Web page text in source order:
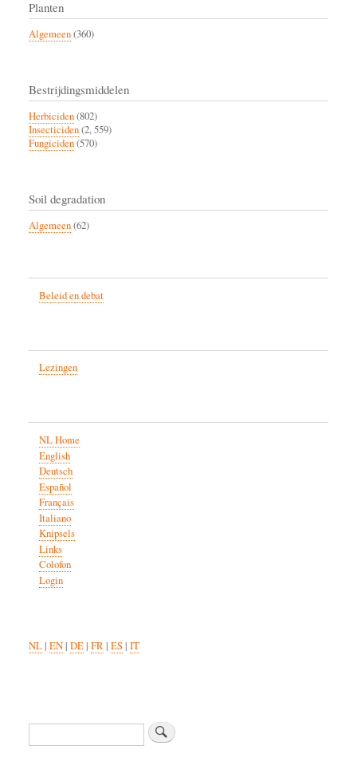
Planten
Algemeen(360)
Bestrijdingsmiddelen
Herbiciden(802)
Insecticiden(2, 559)
Fungiciden(570)
Soil degradation
Algemeen(62)
Beleid en debat
Lezingen
NL Home
English
Deutsch
Español
Français
Italiano
Knipsels
Links
Colofon
Login
NL| EN| DE| FR| ES| IT
Zoeken